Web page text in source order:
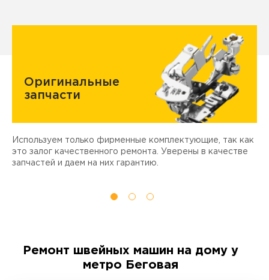
Оригинальные
запчасти
Используем только фирменные комплектующие, так как
это залог качественного ремонта. Уверены в качестве
запчастей и даем на них гарантию.
Ремонт швейных машин на дому у
метро Беговая